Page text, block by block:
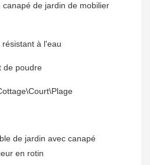
canapé de jardin de mobilier
à l'eau
de poudre
de jardin avec canapé
en rotin